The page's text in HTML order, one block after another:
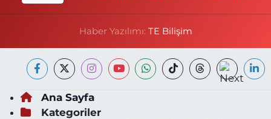
Haber Yazılımı: TE Bilişim
Ana Sayfa
Kategoriler